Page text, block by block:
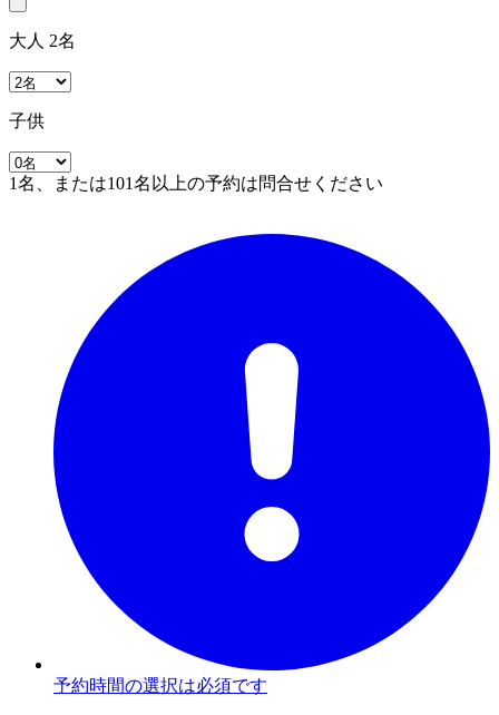
大人 2名
子供
1名、または101名以上の予約は問合せください
予約時間の選択は必須です